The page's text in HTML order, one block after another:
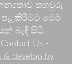
තහවුරු
මෙම
බැඳී සිටී.
Us -
& develop by